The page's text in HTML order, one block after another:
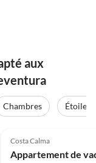
aux
Chambres
Étoiles
Costa Calma